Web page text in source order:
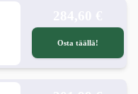
Osta täällä!